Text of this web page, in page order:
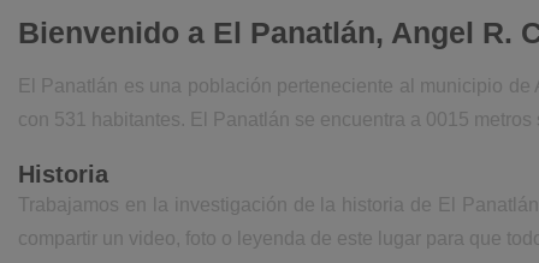
Bienvenido a El Panatlán, Angel R.
El Panatlán es una población perteneciente al municipio
con 531 habitantes. El Panatlán se encuentra a 0015
Historia
Trabajamos en la investigación de la historia de El
compartir un video, foto o leyenda de este lugar para que